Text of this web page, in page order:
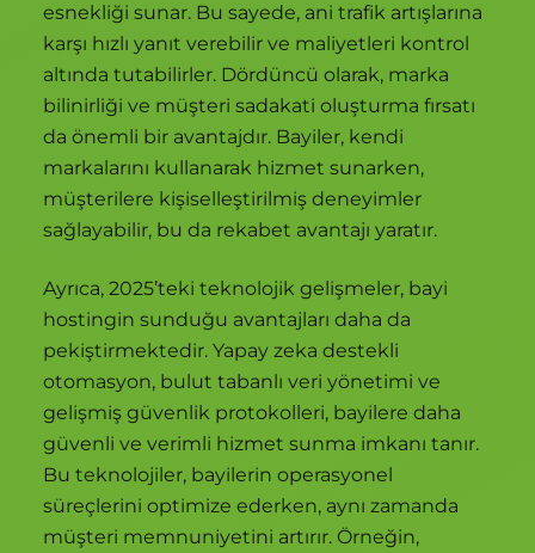
esnekliği sunar. Bu sayede, ani trafik artışlarına
karşı hızlı yanıt verebilir ve maliyetleri kontrol
altında tutabilirler. Dördüncü olarak, marka
bilinirliği ve müşteri sadakati oluşturma fırsatı
da önemli bir avantajdır. Bayiler, kendi
markalarını kullanarak hizmet sunarken,
müşterilere kişiselleştirilmiş deneyimler
sağlayabilir, bu da rekabet avantajı yaratır.
Ayrıca, 2025’teki teknolojik gelişmeler, bayi
hostingin sunduğu avantajları daha da
pekiştirmektedir. Yapay zeka destekli
otomasyon, bulut tabanlı veri yönetimi ve
gelişmiş güvenlik protokolleri, bayilere daha
güvenli ve verimli hizmet sunma imkanı tanır.
Bu teknolojiler, bayilerin operasyonel
süreçlerini optimize ederken, aynı zamanda
müşteri memnuniyetini artırır. Örneğin,